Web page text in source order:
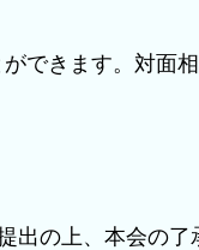
できます。対面
の上、本会の了